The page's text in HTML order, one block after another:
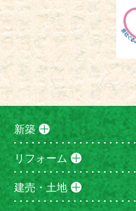
新築
リフォーム
建売・土地